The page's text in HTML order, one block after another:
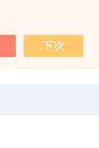
直流电源